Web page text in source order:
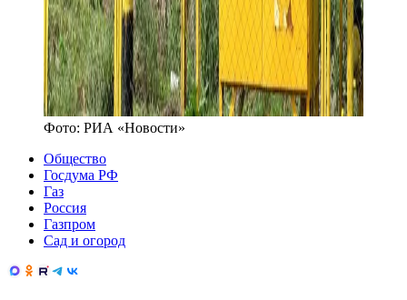
Фото: РИА «Новости»
Общество
Госдума РФ
Газ
Россия
Газпром
Сад и огород